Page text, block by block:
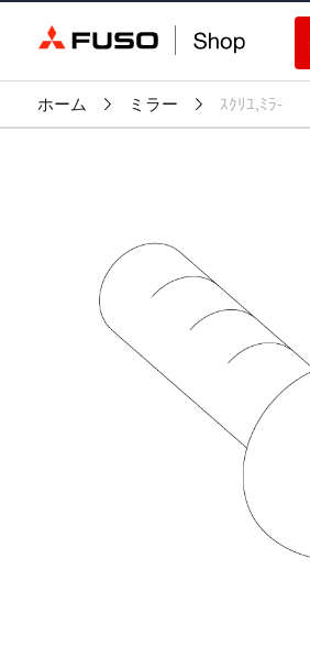
ホーム ミラー ｽｸﾘﾕ,ﾐﾗ-